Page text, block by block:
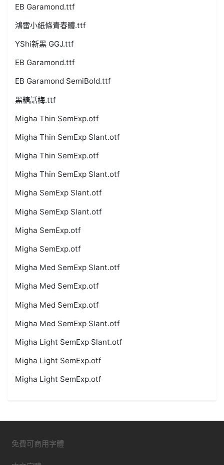
EB Garamond.ttf
鴻雷小紙條青春體.ttf
YShi新黑 GGJ.ttf
EB Garamond.ttf
EB Garamond SemiBold.ttf
黑糖話梅.ttf
Migha Thin SemExp.otf
Migha Thin SemExp Slant.otf
Migha Thin SemExp.otf
Migha Thin SemExp Slant.otf
Migha SemExp Slant.otf
Migha SemExp Slant.otf
Migha SemExp.otf
Migha SemExp.otf
Migha Med SemExp Slant.otf
Migha Med SemExp.otf
Migha Med SemExp.otf
Migha Med SemExp Slant.otf
Migha Light SemExp Slant.otf
Migha Light SemExp.otf
Migha Light SemExp.otf
免費可商用字體